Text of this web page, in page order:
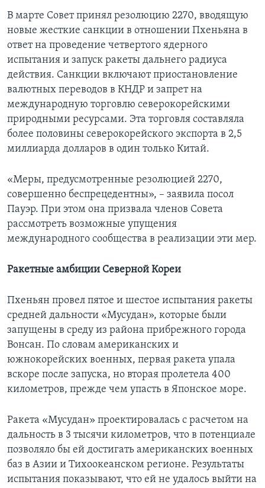
В марте Совет принял резолюцию 2270, вводящую
новые жесткие санкции в отношении Пхеньяна в
ответ на проведение четвертого ядерного
испытания и запуск ракеты дальнего радиуса
действия. Санкции включают приостановление
валютных переводов в КНДР и запрет на
международную торговлю северокорейскими
природными ресурсами. Эта торговля составляла
более половины северокорейского экспорта в 2,5
миллиарда долларов в один только Китай.
«Меры, предусмотренные резолюцией 2270,
совершенно беспрецедентны», – заявила посол
Пауэр. При этом она призвала членов Совета
рассмотреть возможные упущения
международного сообщества в реализации эти мер.
Ракетные амбиции Северной Кореи
Пхеньян провел пятое и шестое испытания ракеты
средней дальности «Мусудан», которые были
запущены в среду из района прибрежного города
Вонсан. По словам американских и
южнокорейских военных, первая ракета упала
вскоре после запуска, но вторая пролетела 400
километров, прежде чем упасть в Японское море.
Ракета «Мусудан» проектировалась с расчетом на
дальность в 3 тысячи километров, что в потенциале
позволяло бы ей достигать американских военных
баз в Азии и Тихоокеанском регионе. Результаты
испытания показывают, что ей не удалось выйти на